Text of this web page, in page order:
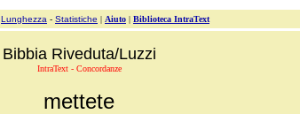
Lunghezza - Statistiche | Aiuto | Biblioteca IntraText
Bibbia Riveduta/Luzzi
IntraText - Concordanze
mettete